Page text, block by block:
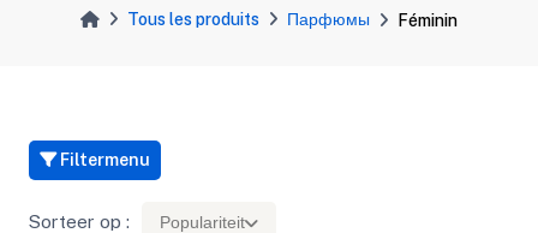
Tous les produits Парфюмы Féminin
Filtermenu
Sorteer op : Populariteit